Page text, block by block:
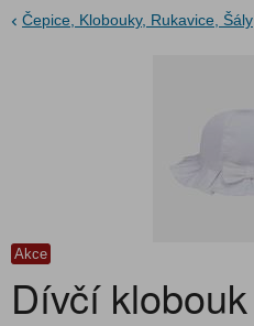
Čepice, Klobouky, Rukavice, Šály
Akce
Dívčí klobouk